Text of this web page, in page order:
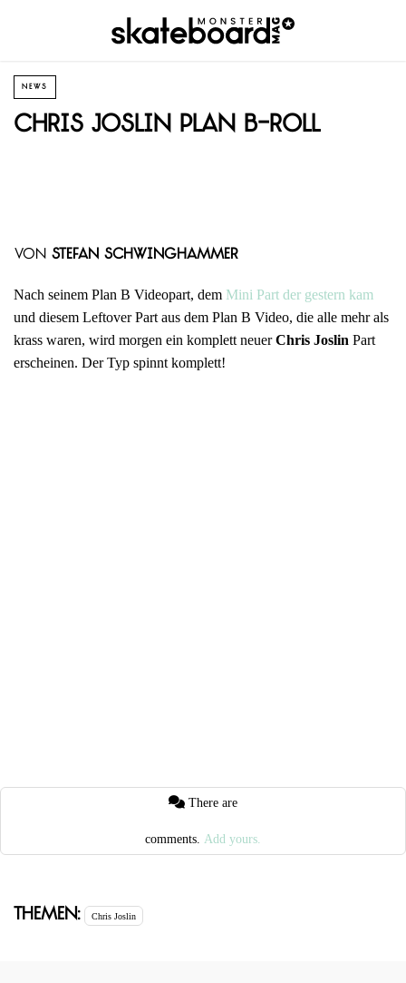
NEWS
Chris Joslin Plan B-Roll
von Stefan Schwinghammer
Nach seinem Plan B Videopart, dem Mini Part der gestern kam
und diesem Leftover Part aus dem Plan B Video, die alle mehr als
krass waren, wird morgen ein komplett neuerChris Joslin Part
erscheinen. Der Typ spinnt komplett!
comments. Add yours.
Themen: Chris Joslin